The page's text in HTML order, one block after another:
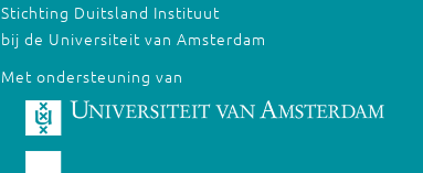
Stichting Duitsland Instituut
bij de Universiteit van Amsterdam
Met ondersteuning van